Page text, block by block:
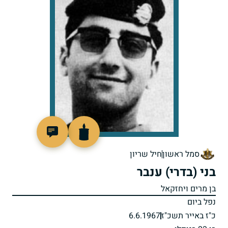
סמל ראשוןחיל שריון
בני (בדרי) ענבר
בן מרים ויחזקאל
נפל ביום
כ"ז באייר תשכ"ז6.6.1967